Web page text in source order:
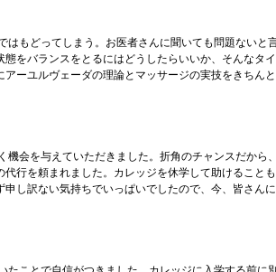
もどってしまう。お医者さんに聞いても問題ないと
をバランスをとるにはどうしたらいいか、そんなタ
ーユルヴェーダの理論とマッサージの実技をきちん
会を与えていただきました。折角のチャンスだから
行を頼まれました。カレッジを休学して助けること
し訳ない気持ちでいっぱいでしたので、今、皆さん